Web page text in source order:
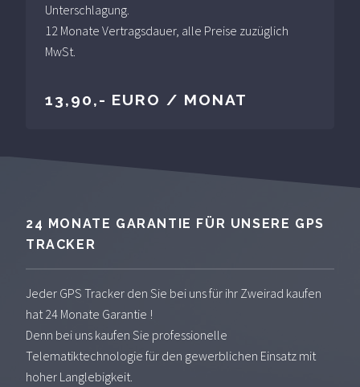
Unterschlagung.
12 Monate Vertragsdauer, alle Preise zuzüglich
MwSt.
13,90,- EURO / MONAT
24 MONATE GARANTIE FÜR UNSERE GPS
TRACKER
Jeder GPS Tracker den Sie bei uns für ihr Zweirad kaufen
hat 24 Monate Garantie !
Denn bei uns kaufen Sie professionelle
Telematiktechnologie für den gewerblichen Einsatz mit
hoher Langlebigkeit.